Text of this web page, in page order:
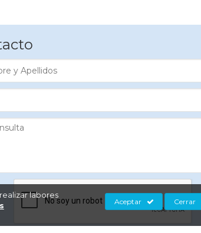
labores
Aceptar Cerrar